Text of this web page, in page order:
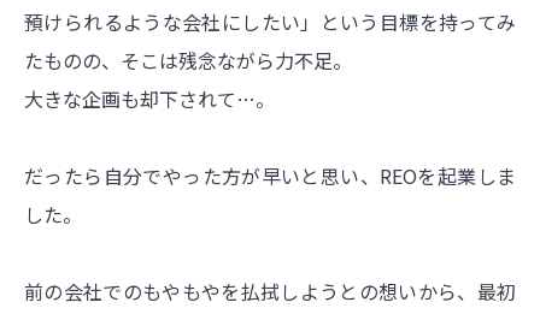
預けられるような会社にしたい」という目標を持ってみ
たものの、そこは残念ながら力不足。
大きな企画も却下されて…。
だったら自分でやった方が早いと思い、REOを起業しま
した。
前の会社でのもやもやを払拭しようとの想いから、最初